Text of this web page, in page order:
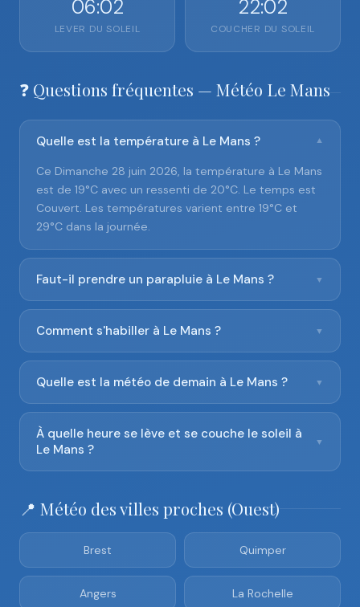
06:02
LEVER DU SOLEIL
22:02
COUCHER DU SOLEIL
❓ Questions fréquentes — Météo Le Mans
Quelle est la température à Le Mans ? ▼
Ce Dimanche 28 juin 2026, la température à Le Mans
est de 19°C avec un ressenti de 20°C. Le temps est
Couvert. Les températures varient entre 19°C et
29°C dans la journée.
Faut-il prendre un parapluie à Le Mans ? ▼
Comment s'habiller à Le Mans ? ▼
Quelle est la météo de demain à Le Mans ? ▼
À quelle heure se lève et se couche le soleil à
Le Mans ?
▼
📍 Météo des villes proches (Ouest)
Brest Quimper
Angers La Rochelle